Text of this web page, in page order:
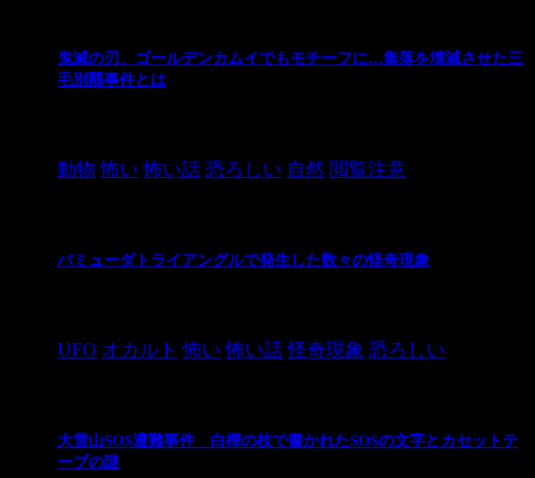
鬼滅の刃、ゴールデンカムイでもモチーフに…集落を壊滅させた三
毛別羆事件とは
動物 怖い 怖い話 恐ろしい 自然 閲覧注意
バミューダトライアングルで発生した数々の怪奇現象
UFO オカルト 怖い 怖い話 怪奇現象 恐ろしい
大雪山SOS遭難事件 白樺の枝で書かれたSOSの文字とカセットテ
ープの謎